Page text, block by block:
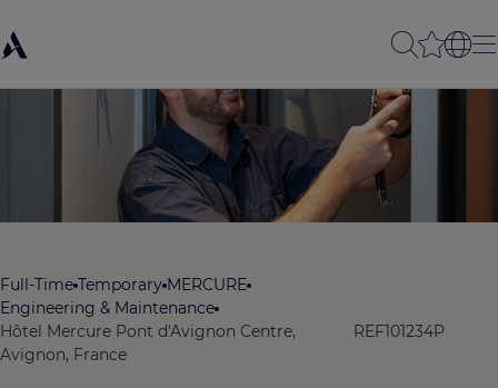
Full-Time Temporary MERCURE
Engineering & Maintenance
Hôtel Mercure Pont d'Avignon Centre,
Avignon, France
REF101234P